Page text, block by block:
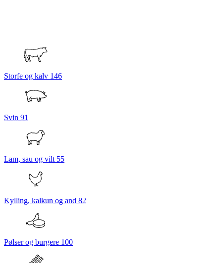
Storfe og kalv 146
Svin 91
Lam, sau og vilt 55
Kylling, kalkun og and 82
Pølser og burgere 100